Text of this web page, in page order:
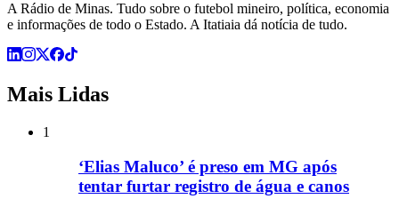
A Rádio de Minas. Tudo sobre o futebol mineiro, política, economia
e informações de todo o Estado. A Itatiaia dá notícia de tudo.
Mais Lidas
1
‘Elias Maluco’ é preso em MG após
tentar furtar registro de água e canos